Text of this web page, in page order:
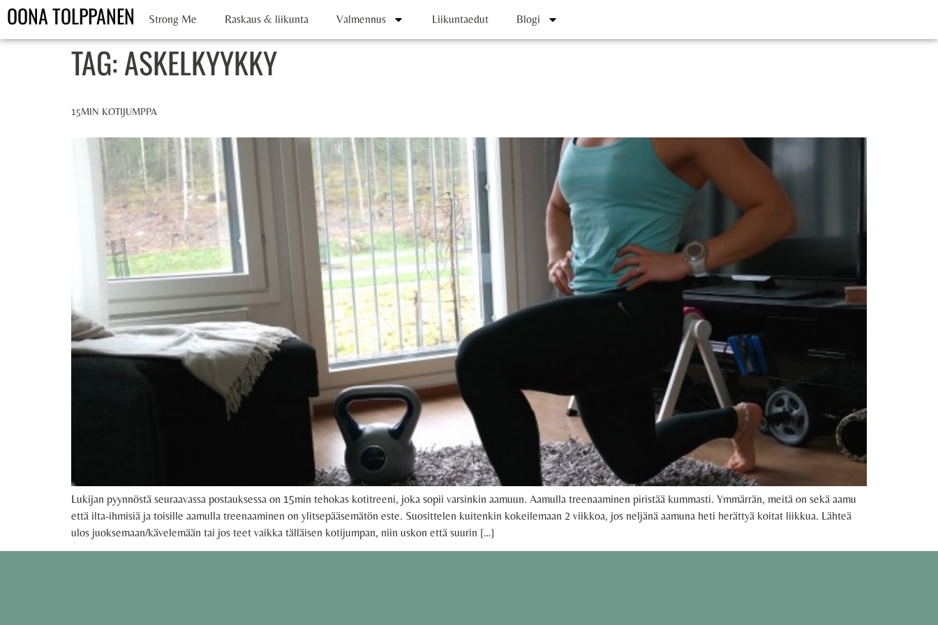
OONA TOLPPANEN Strong Me Raskaus & liikunta Valmennus Liikuntaedut Blogi
TAG:ASKELKYYKKY
15MIN KOTIJUMPPA
Lukijan pyynnöstä seuraavassa postauksessa on 15min tehokas kotitreeni, joka sopii varsinkin aamuun. Aamulla treenaaminen piristää kummasti. Ymmärrän, meitä on sekä aamu
että ilta-ihmisiä ja toisille aamulla treenaaminen on ylitsepääsemätön este. Suosittelen kuitenkin kokeilemaan 2 viikkoa, jos neljänä aamuna heti herättyä koitat liikkua. Lähteä
ulos juoksemaan/kävelemään tai jos teet vaikka tälläisen kotijumpan, niin uskon että suurin […]